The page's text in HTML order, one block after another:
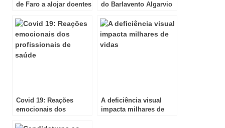
de Faro a alojar doentes
do Barlavento Algarvio
Covid 19: Reações
emocionais dos
A deficiência visual
impacta milhares de